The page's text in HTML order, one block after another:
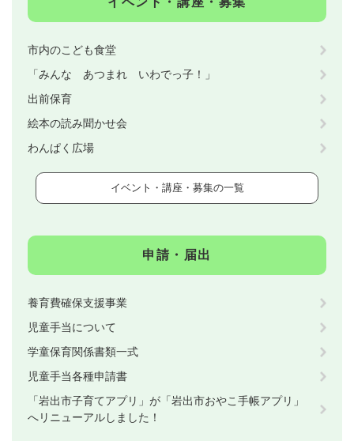
市内のこども食堂
「みんな あつまれ いわでっ子！」
出前保育
絵本の読み聞かせ会
わんぱく広場
イベント・講座・募集の一覧
申請・届出
養育費確保支援事業
児童手当について
学童保育関係書類一式
児童手当各種申請書
「岩出市子育てアプリ」が「岩出市おやこ手帳アプリ」
へリニューアルしました！